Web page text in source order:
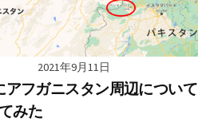
2021年9月11日
アフガニスタン周辺について
みた